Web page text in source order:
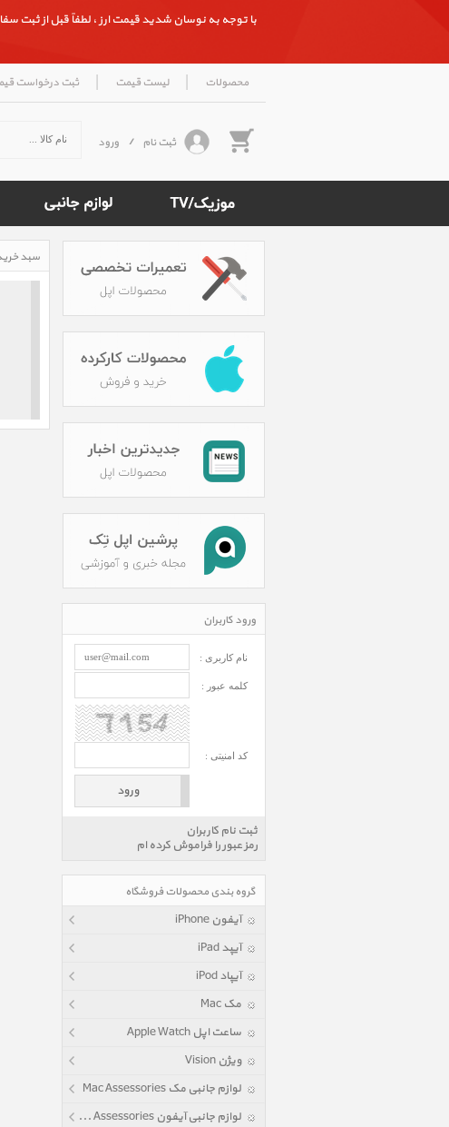
با توجه به نوسان شدید قیمت ارز ، لطفاً قبل از ثبت سفارش
محصولات | لیست قیمت | ثبت درخواست
ثبت نام / ورود
سبد
ورود کاربران
نام کاربری :
کلمه عبور :
کد امنیتی :
ثبت نام کاربران
رمز عبور را فراموش کرده ام
گروه بندی محصولات فروشگاه
آیفون iPhone
آیپد iPad
آیپاد iPod
مک Mac
ساعت اپل Apple Watch
ویژن Vision
لوازم جانبی مک Mac Assessories
لوازم جانبی آیفون iPhone Assessories